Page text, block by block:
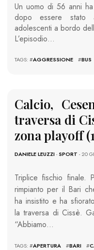
Un uomo di 56 anni
dopo essere
adolescenti a bordo
L’episodio…
TAGS: #AGGRESSIONE #BUS
Calcio,
traversa di
zona playoff
DANIELE LEUZZI-SPORT - 20
Triplice fischio finale.
rimpianto per il Bari
ha insistito e ha
la traversa di Cissè.
“Abbiamo…
TAGS: #APERTURA #BARI #